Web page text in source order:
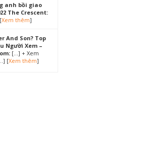
anh bồi giao
The Crescent:
Xem thêm]
And Son? Top
Người Xem –
[…] + Xem
[Xem thêm]